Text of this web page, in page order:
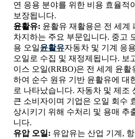
연 응용 분야를 위한 비용 효율적
보장됩니다.
윤활유: 윤활유 재활용은 전 세계
차지하는 주요 부문입니다. 중고
용 오일윤활유자동차 및 기계 응
오일로 수집 및 재정제됩니다. 보
이스 오일(RRBO)은 전 세계 윤활
하여 순수 원유 기반 윤활유에 대
로 나타났습니다. 자동차 및 제조
큰 소비자이며 기업은 오일 회수
상시키기 위해 수처리 및 용매 추
니다.
유압 오일: 유압유는 산업 기계,